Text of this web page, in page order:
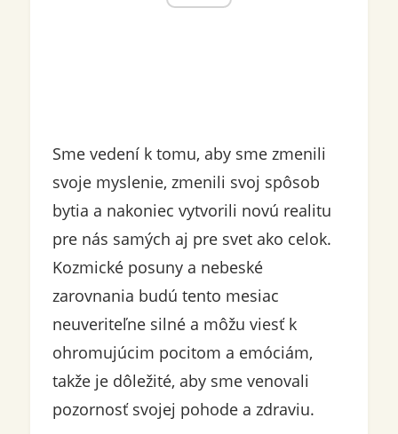
Sme vedení k tomu, aby sme zmenili
svoje myslenie, zmenili svoj spôsob
bytia a nakoniec vytvorili novú realitu
pre nás samých aj pre svet ako celok.
Kozmické posuny a nebeské
zarovnania budú tento mesiac
neuveriteľne silné a môžu viesť k
ohromujúcim pocitom a emóciám,
takže je dôležité, aby sme venovali
pozornosť svojej pohode a zdraviu.